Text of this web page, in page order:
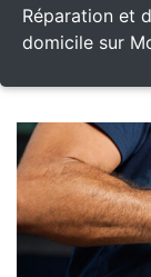
Réparation et
domicile sur